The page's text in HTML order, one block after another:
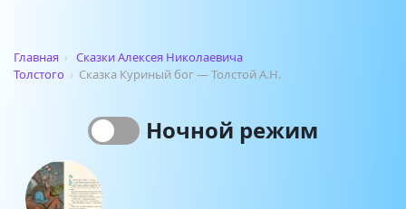
Главная › Сказки Алексея Николаевича
Толстого › Сказка Куриный бог — Толстой А.Н.
Ночной режим